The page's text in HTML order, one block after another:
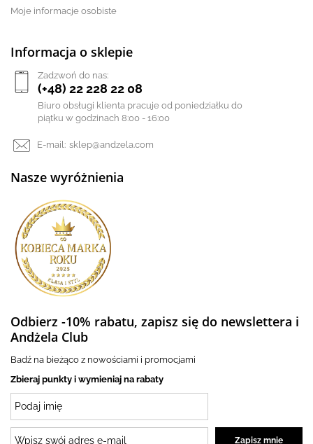
Moje informacje osobiste
Informacja o sklepie
Zadzwoń do nas:
(+48) 22 228 22 08
Biuro obsługi klienta pracuje od poniedziałku do
piątku w godzinach 8:00 - 16:00
E-mail: sklep@andzela.com
Nasze wyróżnienia
Odbierz -10% rabatu, zapisz się do newslettera i
Andżela Club
Badź na bieżąco z nowościami i promocjami
Zbieraj punkty i wymieniaj na rabaty